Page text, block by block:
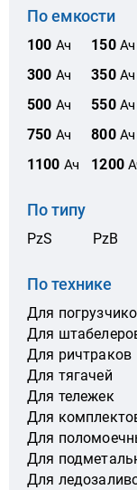
По емкости
100 Ач 150Ач
300 Ач 350Ач
500 Ач 550Ач
750 Ач 800Ач
1100 Ач 1200
По типу
PzS PzB
По технике
Для
Для
Для ричтраков
Для тягачей
Для тележек
Для
Для
Для
Для